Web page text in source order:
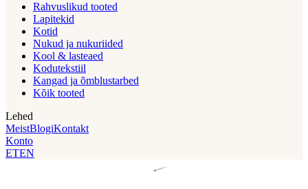
Rahvuslikud tooted
Lapitekid
Kotid
Nukud ja nukuriided
Kool & lasteaed
Kodutekstiil
Kangad ja õmblustarbed
Kõik tooted
Lehed
MeistBlogiKontakt
Konto
ETEN